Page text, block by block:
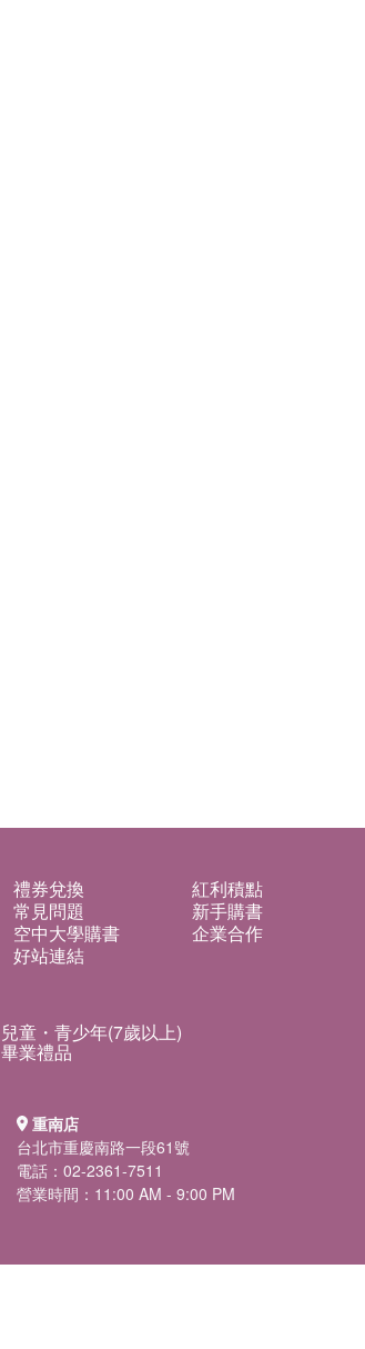
禮券兌換
紅利積點
常見問題
新手購書
空中大學購書
企業合作
好站連結
兒童・青少年(7歲以上)
畢業禮品
重南店
台北市重慶南路一段61號
電話：02-2361-7511
營業時間：11:00 AM - 9:00 PM